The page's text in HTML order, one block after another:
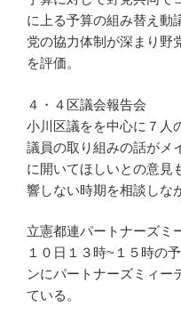
に上る予算の組み替え動
党の協力体制が深まり野
を評価。
４・４区議会報告会
小川区議をを中心に７人
議員の取り組みの話がメ
に開いてほしいとの意見
響しない時期を相談しな
立憲都連パートナーズミ
１０日１３時~１５時の
ンにパートナーズミィー
ている。